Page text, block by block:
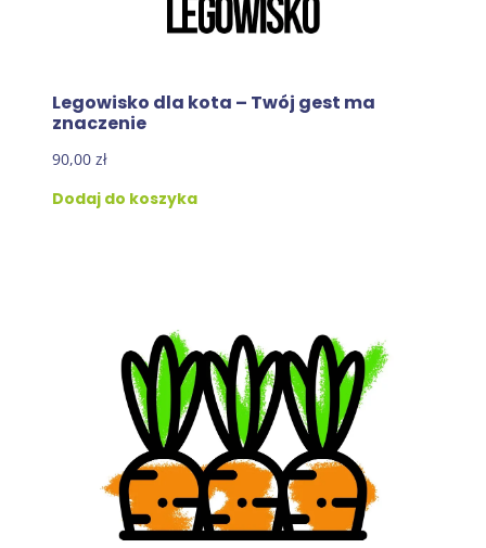
Legowisko dla kota – Twój gest ma
znaczenie
90,00 zł
Dodaj do koszyka